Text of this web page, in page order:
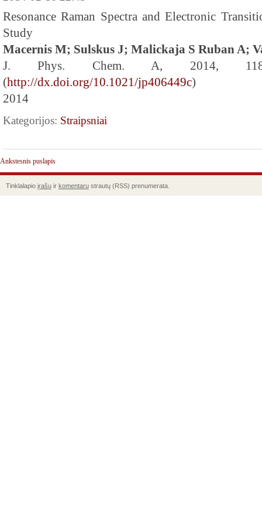
Resonance Raman Spectra and Electronic
Study
Macernis M; Sulskus J; Malickaja S Ruban A;
J. Phys. Chem. A, 2014, 118
(http://dx.doi.org/10.1021/jp406449c)
2014
Kategorijos: Straipsniai
Ankstesnis puslapis
Tinklalapio įrašų ir komentarų strautų (RSS) prenumerata.